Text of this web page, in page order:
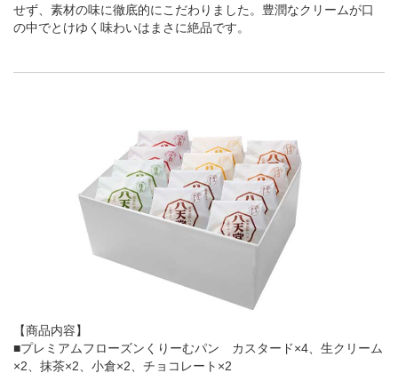
せず、素材の味に徹底的にこだわりました。豊潤なクリームが口
の中でとけゆく味わいはまさに絶品です。
【商品内容】
■プレミアムフローズンくりーむパン カスタード×4、生クリーム
×2、抹茶×2、小倉×2、チョコレート×2